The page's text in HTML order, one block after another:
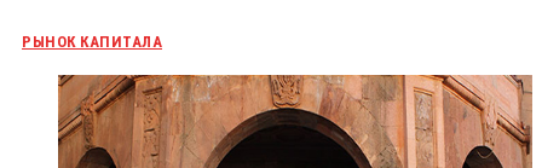
РЫНОК КАПИТАЛА